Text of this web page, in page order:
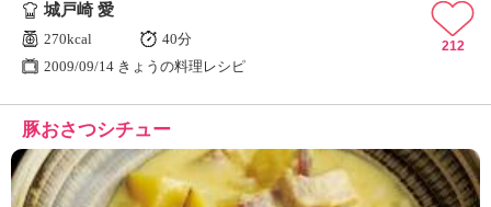
城戸崎 愛
270kcal
40分
2009/09/14 きょうの料理レシピ
212
豚おさつシチュー